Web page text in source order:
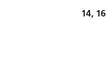
14, 16